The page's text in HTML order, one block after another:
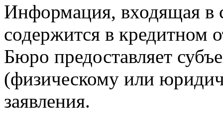
Информация, входящая в
содержится в кредитном
Бюро предоставляет
(физическому или
заявления.